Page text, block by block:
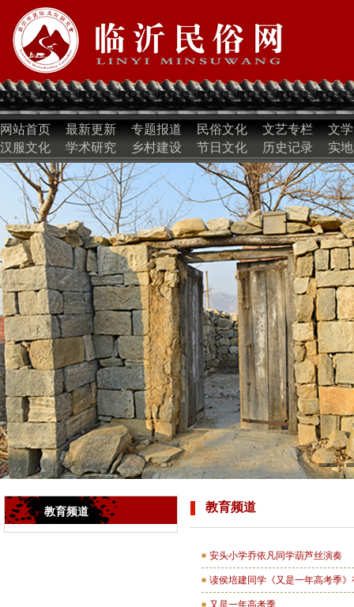
网站首页 最新更新 专题报道 民俗文化 文艺专栏
文
汉服文化
学术研究 乡村建设 节日文化 历史记录 实
教育频道 教育频道
安头小学乔依凡同学葫芦丝演奏
读侯培建同学《又是一年高考季》
又是一年高考季